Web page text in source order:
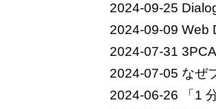
2024-09-25
2024-09-09 Web
2024-07-31
2024-07-05 なぜ
2024-06-26
「1